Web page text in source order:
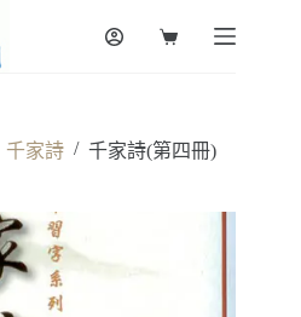
Shopping
千家詩 / 千家詩(第四冊)